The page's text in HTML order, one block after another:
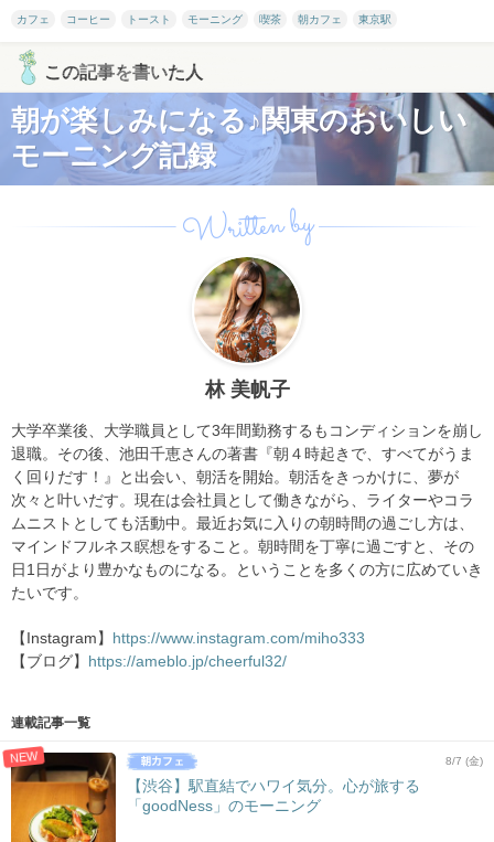
カフェ コーヒー トースト モーニング 喫茶 朝カフェ 東京駅
この記事を書いた人
朝が楽しみになる♪関東のおいしい
モーニング記録
Written by
林 美帆子
大学卒業後、大学職員として3年間勤務するもコンディションを崩し
退職。その後、池田千恵さんの著書『朝４時起きで、すべてがうま
く回りだす！』と出会い、朝活を開始。朝活をきっかけに、夢が
次々と叶いだす。現在は会社員として働きながら、ライターやコラ
ムニストとしても活動中。最近お気に入りの朝時間の過ごし方は、
マインドフルネス瞑想をすること。朝時間を丁寧に過ごすと、その
日1日がより豊かなものになる。ということを多くの方に広めていき
たいです。
【Instagram】
https://www.instagram.com/miho333
【ブログ】
https://ameblo.jp/cheerful32/
連載記事一覧
NEW 8/7 (金)
【渋谷】駅直結でハワイ気分。心が旅する
「goodNess」のモーニング